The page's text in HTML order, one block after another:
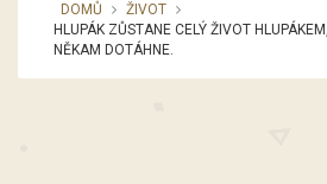
DOMŮ
ŽIVOT
HLUPÁK ZŮSTANE CELÝ ŽIVOT
NĚKAM DOTÁHNE.